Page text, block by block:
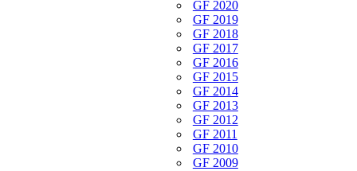
GF 2020
GF 2019
GF 2018
GF 2017
GF 2016
GF 2015
GF 2014
GF 2013
GF 2012
GF 2011
GF 2010
GF 2009